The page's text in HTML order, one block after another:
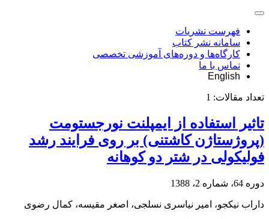
فهرست نشریات
سامانه نشر کتاب
کارگاه‌ها و دوره‌های آموزشی تخصصی
تماس با ما
English
تعداد مقالات: 1
تاثیر استفاده از ایمپلنت نورجستومت
(پروژستاژن کاشتنی) بر روی فرایند رشد
فولیکولی در شتر دو کوهانه
دوره 64، شماره 2، 1388
داراب نیکجو، امیر نیاسری نسلجی، اصغر مقیسه، کمال رضوی